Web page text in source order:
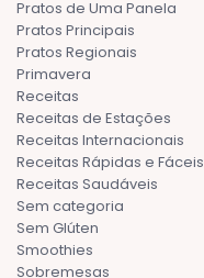
Pratos de Uma Panela
Pratos Principais
Pratos Regionais
Primavera
Receitas
Receitas de Estações
Receitas Internacionais
Receitas Rápidas e Fáceis
Receitas Saudáveis
Sem categoria
Sem Glúten
Smoothies
Sobremesas